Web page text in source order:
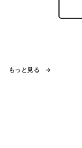
もっと見る